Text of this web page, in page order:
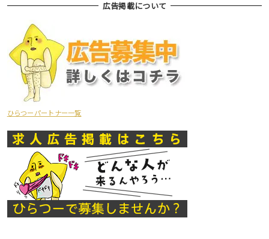
広告掲載について
ひらつーパートナー一覧